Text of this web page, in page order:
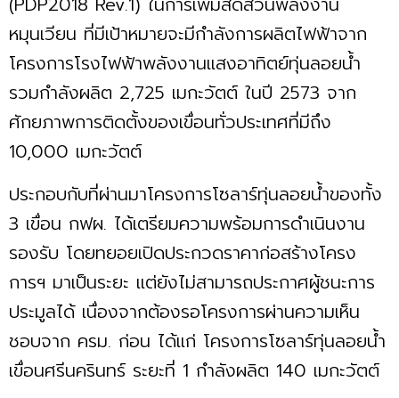
หมุนเวียน ที่มีเป้าหมายจะมีกำลังการผลิตไฟฟ้าจาก
โครงการโรงไฟฟ้าพลังงานแสงอาทิตย์ทุ่นลอยนํ้า
รวมกำลังผลิต 2,725 เมกะวัตต์ ในปี 2573 จาก
ศักยภาพการติดตั้งของเขื่อนทั่วประเทศที่มีถึง
10,000 เมกะวัตต์
ประกอบกับที่ผ่านมาโครงการโซลาร์ทุ่นลอยนํ้าของทั้ง
3 เขื่อน กฟผ. ได้เตรียมความพร้อมการดำเนินงาน
รองรับ โดยทยอยเปิดประกวดราคาก่อสร้างโครง
การฯ มาเป็นระยะ แต่ยังไม่สามารถประกาศผู้ชนะการ
ประมูลได้ เนื่องจากต้องรอโครงการผ่านความเห็น
ชอบจาก ครม. ก่อน ได้แก่ โครงการโซลาร์ทุ่นลอยนํ้า
เขื่อนศรีนครินทร์ ระยะที่ 1 กำลังผลิต 140 เมกะวัตต์